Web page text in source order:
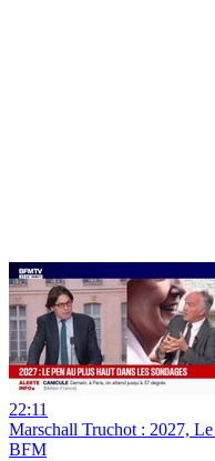
22:11
Marschall Truchot : 2027, Le
BFM